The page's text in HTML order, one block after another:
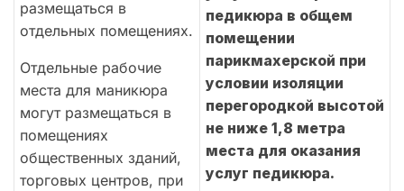
размещаться в
отдельных помещениях.
Отдельные рабочие
места для маникюра
могут размещаться в
помещениях
общественных зданий,
торговых центров, при
педикюра в общем
помещении
парикмахерской при
условии изоляции
перегородкой высотой
не ниже 1,8 метра
места для оказания
услуг педикюра.